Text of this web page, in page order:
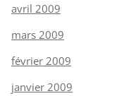
avril 2009
mars 2009
février 2009
janvier 2009